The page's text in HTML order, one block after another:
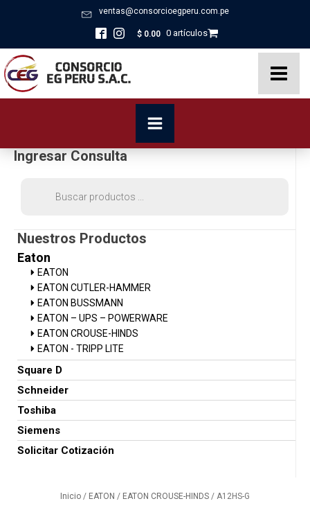
ventas@consorcioegperu.com.pe
$ 0.00 0 artículos
Ingresar Consulta
Nuestros Productos
Eaton
EATON
EATON CUTLER-HAMMER
EATON BUSSMANN
EATON – UPS – POWERWARE
EATON CROUSE-HINDS
EATON - TRIPP LITE
Square D
Schneider
Toshiba
Siemens
Solicitar Cotización
Inicio / EATON / EATON CROUSE-HINDS / A12HS-G